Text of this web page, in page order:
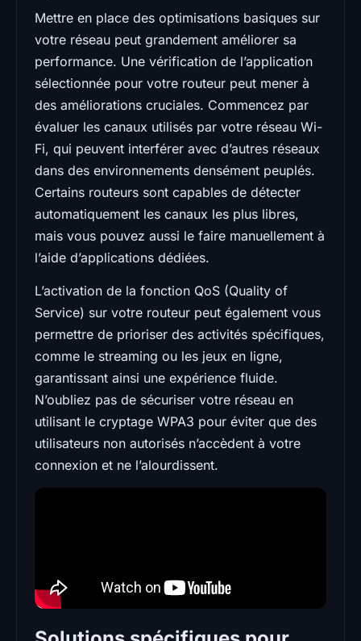
Mettre en place des optimisations basiques sur
votre réseau peut grandement améliorer sa
performance. Une vérification de l’application
sélectionnée pour votre routeur peut mener à
des améliorations cruciales. Commencez par
évaluer les canaux utilisés par votre réseau Wi-
Fi, qui peuvent interférer avec d’autres réseaux
dans des environnements densément peuplés.
Certains routeurs sont capables de détecter
automatiquement les canaux les plus libres,
mais vous pouvez aussi le faire manuellement à
l’aide d’applications dédiées.
L’activation de la fonction QoS (Quality of
Service) sur votre routeur peut également vous
permettre de prioriser des activités spécifiques,
comme le streaming ou les jeux en ligne,
garantissant ainsi une expérience fluide.
N’oubliez pas de sécuriser votre réseau en
utilisant le cryptage WPA3 pour éviter que des
utilisateurs non autorisés n’accèdent à votre
connexion et ne l’alourdissent.